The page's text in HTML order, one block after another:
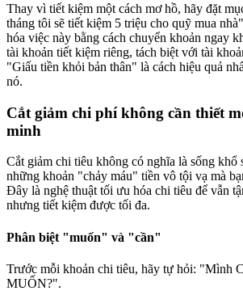
Thay vì tiết kiệm một cách mơ hồ, hãy đặt
tháng tôi sẽ tiết kiệm 5 triệu cho quỹ mua
hóa việc này bằng cách chuyển khoản ngay
tài khoản tiết kiệm riêng, tách biệt với tài
"Giấu tiền khỏi bản thân" là cách hiệu quả
nó.
Cắt giảm chi phí không cần thiết
minh
Cắt giảm chi tiêu không có nghĩa là sống khổ
những khoản "chảy máu" tiền vô tội vạ mà
Đây là nghệ thuật tối ưu hóa chi tiêu để vẫn
nhưng tiết kiệm được tối đa.
Phân biệt "muốn" và "cần"
Trước mỗi khoản chi tiêu, hãy tự hỏi: "Mình
MUỐN?".